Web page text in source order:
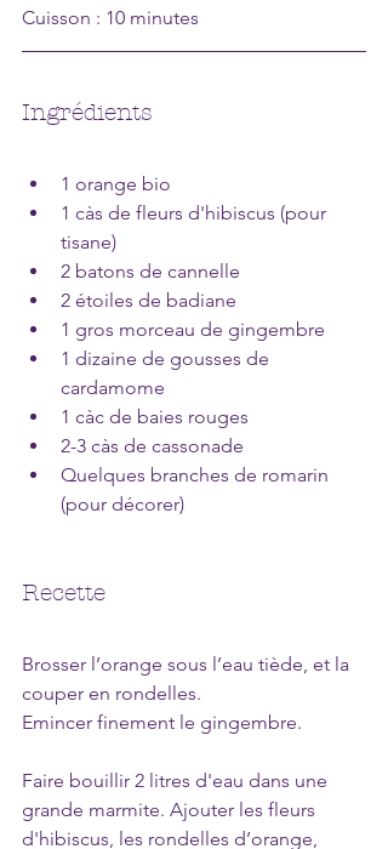
Cuisson : 10 minutes
Ingrédients
1 orange bio
1 càs de fleurs d'hibiscus (pour
tisane)
2 batons de cannelle
2 étoiles de badiane
1 gros morceau de gingembre
1 dizaine de gousses de
cardamome
1 càc de baies rouges
2-3 càs de cassonade
Quelques branches de romarin
(pour décorer)
Recette
Brosser l’orange sous l’eau tiède, et la
couper en rondelles.
Emincer finement le gingembre.
Faire bouillir 2 litres d'eau dans une
grande marmite. Ajouter les fleurs
d'hibiscus, les rondelles d’orange,